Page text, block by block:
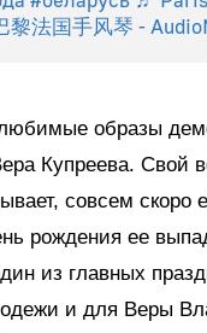
黎法国手风琴 -
образы
Купреева. Свой
совсем скоро
рождения ее
из главных
и для Веры